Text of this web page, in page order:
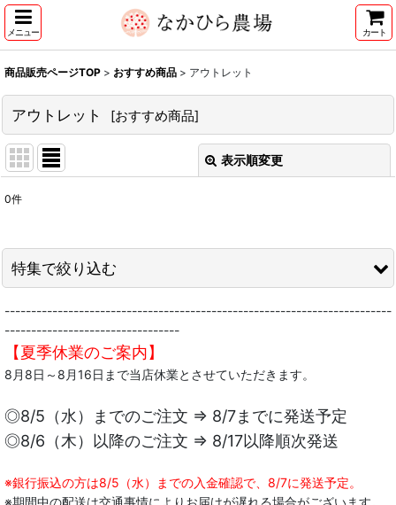
メニュー カート
商品販売ページTOP > おすすめ商品 > アウトレット
アウトレット [おすすめ商品]
表示順変更
並び順 :
0件
特集で絞り込む
なかひら農場 頒布会「果樹ある生活倶楽部」
アウトレット
-------------------------------------------------------------------------
---------------------------------
【夏季休業のご案内】
8月8日～8月16日まで当店休業とさせていただきます。
◎8/5（水）までのご注文 ⇒ 8/7までに発送予定
◎8/6（木）以降のご注文 ⇒ 8/17以降順次発送
※銀行振込の方は8/5（水）までの入金確認で、8/7に発送予定。
※期間中の配送は交通事情によりお届けが遅れる場合がございます。